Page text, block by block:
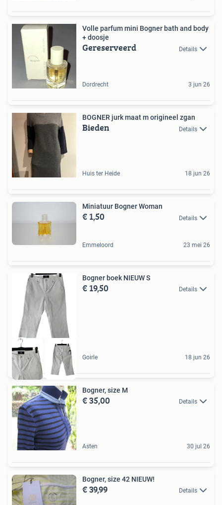
Volle parfum mini Bogner bath and body
+ doosje
Gereserveerd Details
Dordrecht 3 jun 26
BOGNER jurk maat m origineel zgan
Bieden Details
Huis ter Heide 18 jun 26
Miniatuur Bogner Woman
€ 1,50 Details
Emmeloord 23 mei 26
Bogner boek NIEUW S
€ 19,50 Details
Goirle 18 jun 26
Bogner, size M
€ 35,00 Details
Asten 30 jul 26
Bogner, size 42 NIEUW!
€ 39,99 Details